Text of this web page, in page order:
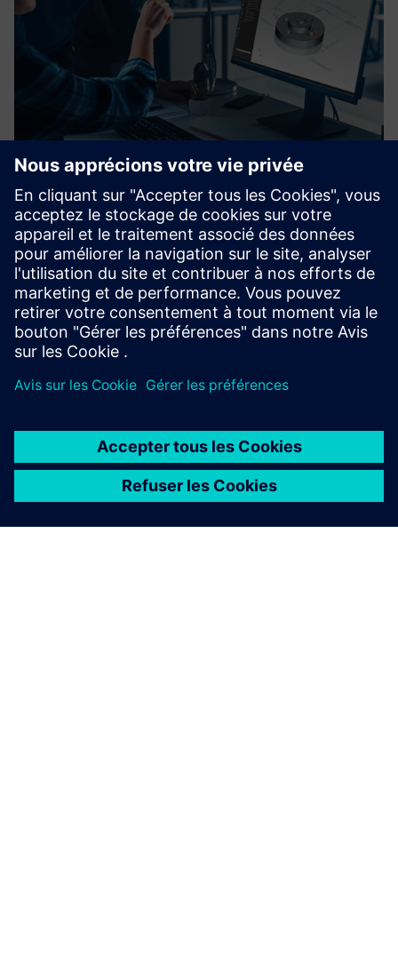
InspectionSuite
Automatisez l'inspection qualité dans Siemens NX avec
neoapps. Cet outil permet de créer rapidement et sans
erreur des rapports de ballonnage et d'inspection à partir
de dessins 2D ou de modèles 3D (PMI). Économisez jusqu'à
90 % e...
En savoir plus